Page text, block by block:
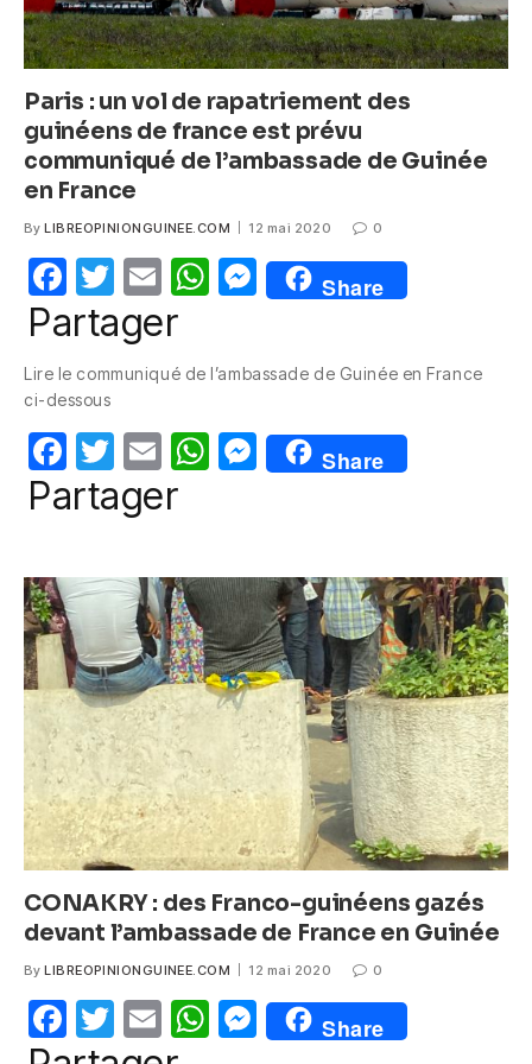
Paris : un vol de rapatriement des
guinéens de france est prévu
communiqué de l’ambassade de Guinée
en France
By LIBREOPINIONGUINEE.COM 12 mai 2020 0
F
a
e
b
o
o
T
w
itt
er
E
m
W
s
A
p
M
e
e
n
g
Share
Partager
Lire le communiqué de l’ambassade de Guinée en France
ci-dessous
F
a
b
o
o
k
T
w
itt
E
m
W
A
p
p
M
e
n
g
er
Share
Partager
CONAKRY : des Franco-guinéens gazés
devant l’ambassade de France en Guinée
By LIBREOPINIONGUINEE.COM 12 mai 2020 0
F
T
E
W M
Share